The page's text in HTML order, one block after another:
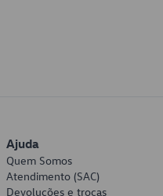
Ajuda
Quem Somos
Atendimento (SAC)
Devoluções e trocas